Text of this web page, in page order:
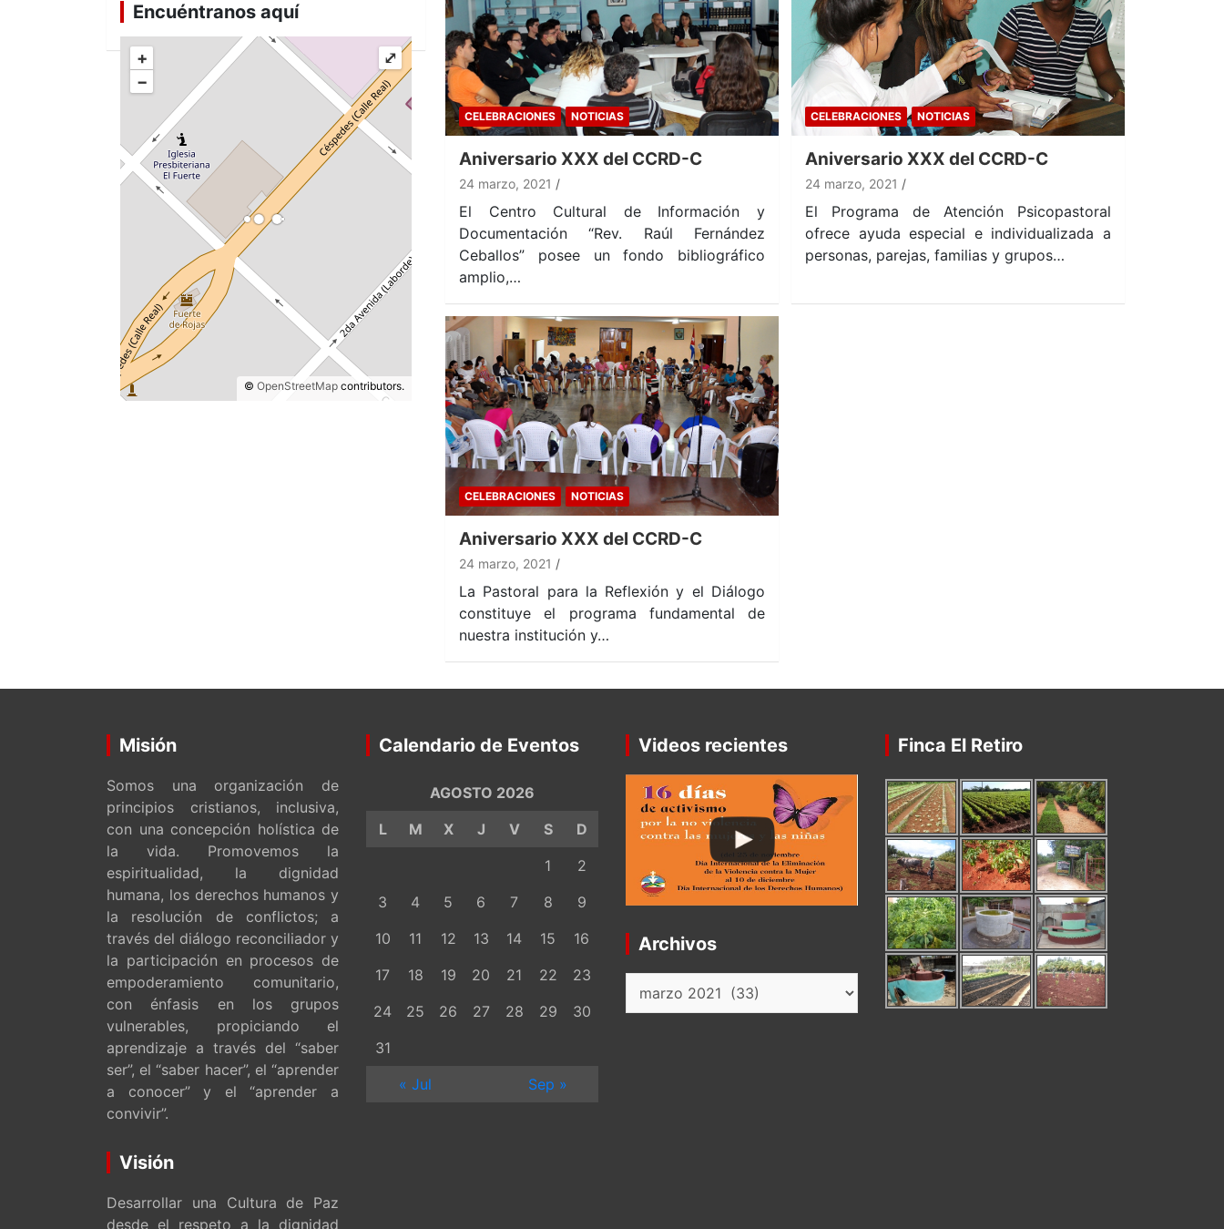
CELEBRACIONES NOTICIAS
Aniversario XXX del CCRD-C
24 marzo, 2021
El Centro Cultural de Información y
Documentación “Rev. Raúl Fernández
Ceballos” posee un fondo bibliográfico
amplio,…
CELEBRACIONES NOTICIAS
Aniversario XXX del CCRD-C
24 marzo, 2021
El Programa de Atención Psicopastoral
ofrece ayuda especial e individualizada a
personas, parejas, familias y grupos…
CELEBRACIONES NOTICIAS
Aniversario XXX del CCRD-C
24 marzo, 2021
La Pastoral para la Reflexión y el Diálogo
constituye el programa fundamental de
nuestra institución y…
Encuéntranos aquí
+
−
© OpenStreetMap contributors.
⤢
Misión
Somos una organización de
principios cristianos, inclusiva,
con una concepción holística de
la vida. Promovemos la
espiritualidad, la dignidad
humana, los derechos humanos y
la resolución de conflictos; a
través del diálogo reconciliador y
la participación en procesos de
empoderamiento comunitario,
con énfasis en los grupos
vulnerables, propiciando el
aprendizaje a través del “saber
ser”, el “saber hacer”, el “aprender
a conocer” y el “aprender a
convivir”.
Visión
Desarrollar una Cultura de Paz
desde el respeto a la dignidad
Calendario de Eventos
AGOSTO 2026
L
M X J V S
D
1
2
3
4 5 6 7 8
9
10
11 12 13 14 15
16
17
18 19 20 21 22
23
24
25 26 27 28 29
30
31
« Jul
Sep »
Videos recientes
Archivos
Finca El Retiro